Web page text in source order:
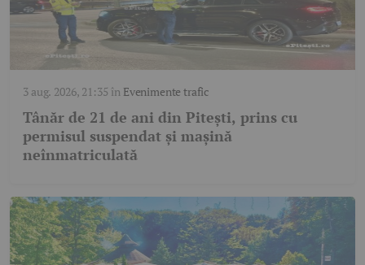
3 aug. 2026, 21:35 în Evenimente trafic
Tânăr de 21 de ani din Pitești, prins cu
permisul suspendat și mașină
neînmatriculată